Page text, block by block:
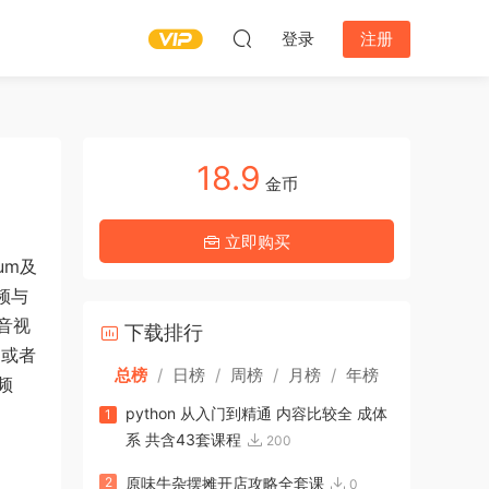
登录 注册
及
与
视
者
18.9 金币
立即购买
下载排行
总榜 / 日榜 / 周榜 / 月榜 / 年榜
1
python 从入门到精通 内容比较全 成体
系 共含43套课程
200
2 原味牛杂摆摊开店攻略全套课 0